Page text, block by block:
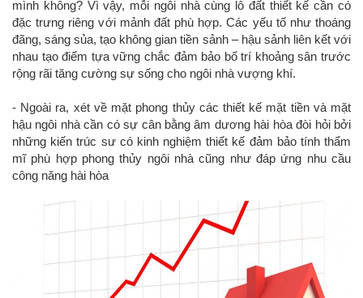
mình không? Vì vậy, mỗi ngôi nhà cùng lô đất thiết kế cần có
đặc trưng riêng với mảnh đất phù hợp. Các yếu tố như thoáng
đãng, sáng sủa, tạo không gian tiền sảnh – hậu sảnh liên kết với
nhau tạo điểm tựa vững chắc đảm bảo bố trí khoảng sân trước
rộng rãi tăng cường sự sống cho ngôi nhà vượng khí.
- Ngoài ra, xét về mặt phong thủy các thiết kế mặt tiền và mặt
hậu ngôi nhà cần có sự cân bằng âm dương hài hòa đòi hỏi bởi
những kiến trúc sư có kinh nghiệm thiết kế đảm bảo tính thẩm
mĩ phù hợp phong thủy ngôi nhà cũng như đáp ứng nhu cầu
công năng hài hòa